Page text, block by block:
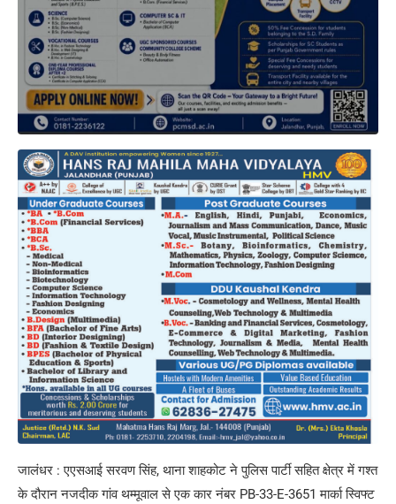
जालंधर : एएसआई सरवण सिंह, थाना शाहकोट ने पुलिस पार्टी सहित क्षेत्र में गश्त
के दौरान नजदीक गांव थम्मूवाल से एक कार नंबर PB-33-E-3651 मार्का स्विफ्ट